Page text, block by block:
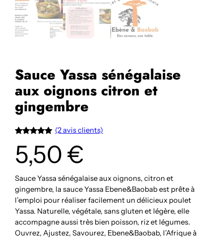
Sauce Yassa sénégalaise
aux oignons citron et
gingembre
sur 5
basé sur
notations
client
(2 avis clients)
5,50€
Sauce Yassa sénégalaise aux oignons, citron et
gingembre, la sauce Yassa Ebene&Baobab est prête à
l’emploi pour réaliser facilement un délicieux poulet
Yassa. Naturelle, végétale, sans gluten et légère, elle
accompagne aussi très bien poisson, riz et légumes.
Ouvrez, Ajustez, Savourez, Ebene&Baobab, l’Afrique à